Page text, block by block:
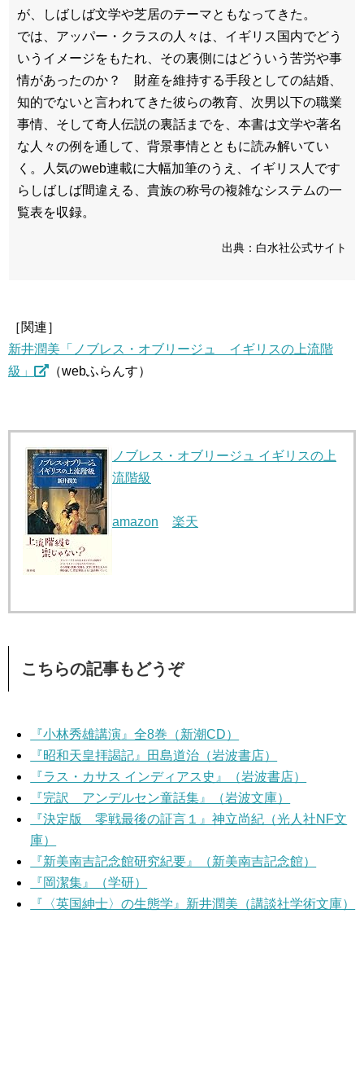
が、しばしば文学や芝居のテーマともなってきた。
では、アッパー・クラスの人々は、イギリス国内でどう
いうイメージをもたれ、その裏側にはどういう苦労や事
情があったのか？ 財産を維持する手段としての結婚、
知的でないと言われてきた彼らの教育、次男以下の職業
事情、そして奇人伝説の裏話までを、本書は文学や著名
な人々の例を通して、背景事情とともに読み解いてい
く。人気のweb連載に大幅加筆のうえ、イギリス人です
らしばしば間違える、貴族の称号の複雑なシステムの一
覧表を収録。
出典：白水社公式サイト
［関連］
新井潤美「ノブレス・オブリージュ イギリスの上流階
級」
（webふらんす）
ノブレス・オブリージュ イギリスの上
流階級
amazon 楽天
こちらの記事もどうぞ
『小林秀雄講演』全8巻（新潮CD）
『昭和天皇拝謁記』田島道治（岩波書店）
『ラス・カサス インディアス史』（岩波書店）
『完訳 アンデルセン童話集』（岩波文庫）
『決定版 零戦最後の証言１』神立尚紀（光人社NF文
庫）
『新美南吉記念館研究紀要』（新美南吉記念館）
『岡潔集』（学研）
『〈英国紳士〉の生態学』新井潤美（講談社学術文庫）